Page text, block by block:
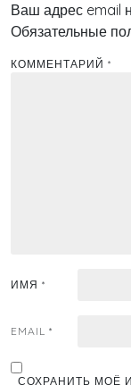
Ваш адрес email
Обязательные
КОММЕНТАРИЙ *
ИМЯ *
EMAIL *
СОХРАНИТЬ МОЁ